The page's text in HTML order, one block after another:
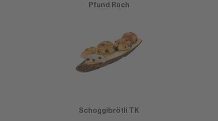
Pfund Ruch
Schoggibrötli TK